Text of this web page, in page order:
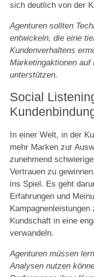
sich deutlich von der
Agenturen sollten
entwickeln, die eine
Kundenverhaltens
Marketingaktionen auf
unterstützen.
Social
In einer Welt, in der
mehr Marken zur
zunehmend
Vertrauen zu
ins Spiel. Es geht
Erfahrungen und
Kundschaft in eine
verwandeln.
Agenturen müssen
Analysen nutzen